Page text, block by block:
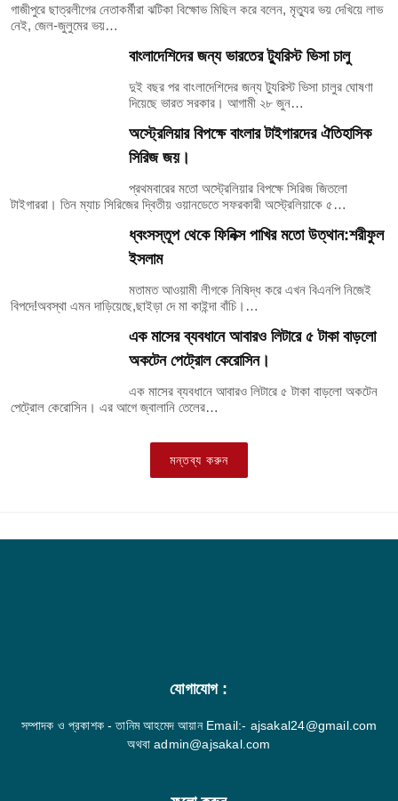
গাজীপুরে ছাত্রলীগের নেতাকর্মীরা ঝটিকা বিক্ষোভ মিছিল করে বলেন, মৃত্যুর ভয় দেখিয়ে লাভ
নেই, জেল-জুলুমের ভয়…
বাংলাদেশিদের জন্য ভারতের ট্যুরিস্ট ভিসা চালু
দুই বছর পর বাংলাদেশিদের জন্য ট্যুরিস্ট ভিসা চালুর ঘোষণা
দিয়েছে ভারত সরকার। আগামী ২৮ জুন…
অস্ট্রেলিয়ার বিপক্ষে বাংলার টাইগারদের ঐতিহাসিক
সিরিজ জয়।
প্রথমবারের মতো অস্ট্রেলিয়ার বিপক্ষে সিরিজ জিতলো
টাইগাররা। তিন ম্যাচ সিরিজের দ্বিতীয় ওয়ানডেতে সফরকারী অস্ট্রেলিয়াকে ৫…
ধ্বংসস্তূপ থেকে ফিনিক্স পাখির মতো উত্থান:শরীফুল
ইসলাম
মতামত আওয়ামী লীগকে নিষিদ্ধ করে এখন বিএনপি নিজেই
বিপদে!অবস্থা এমন দাড়িয়েছে,ছাইড়া দে মা কাইন্দা বাঁচি।…
এক মাসের ব্যবধানে আবারও লিটারে ৫ টাকা বাড়লো
অকটেন পেট্রোল কেরোসিন।
এক মাসের ব্যবধানে আবারও লিটারে ৫ টাকা বাড়লো অকটেন
পেট্রোল কেরোসিন। এর আগে জ্বালানি তেলের…
মন্তব্য করুন
যোগাযোগ :
সম্পাদক ও প্রকাশক - তানিম আহমেদ আয়ান Email:- ajsakal24@gmail.com
অথবা admin@ajsakal.com